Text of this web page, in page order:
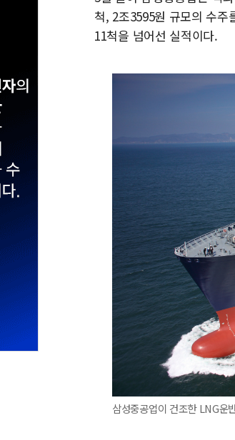
척, 2조3595원 규모의 수
11척을 넘어선 실적이다.
삼성중공업이 건조한 LNG운